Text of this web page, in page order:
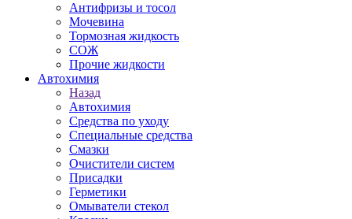
Антифризы и тосол
Мочевина
Тормозная жидкость
СОЖ
Прочие жидкости
Автохимия
Назад
Автохимия
Средства по уходу
Специальные средства
Смазки
Очистители систем
Присадки
Герметики
Омыватели стекол